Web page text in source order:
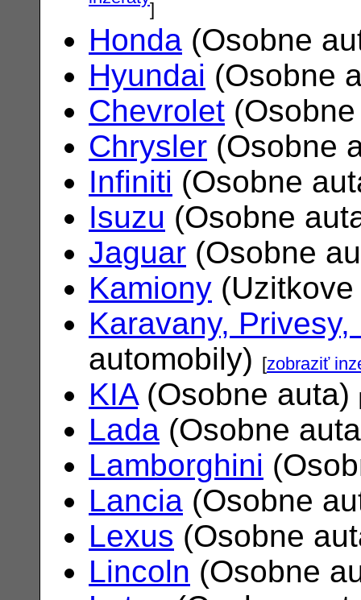
]
Honda (Osobne
Hyundai (Osobne
Chevrolet
Chrysler (Osobne
Infiniti (Osobne
Isuzu (Osobne
Jaguar (Osobne
Kamiony
Karavany, Privesy,
automobily)
[zobraziť
KIA(Osobne auta)
Lada (Osobne
Lamborghini
Lancia (Osobne
Lexus (Osobne
Lincoln (Osobne